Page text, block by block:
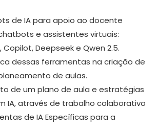
de IA para apoio ao docente
e assistentes virtuais:
Copilot, Deepseek e Qwen 2.5.
dessas ferramentas na criação de
de aulas.
de um plano de aula e estratégias
IA, através de trabalho colaborativo
de IA Específicas para a